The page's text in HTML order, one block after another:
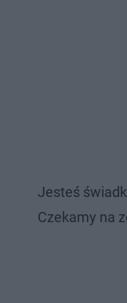
Jesteś
Czekamy na